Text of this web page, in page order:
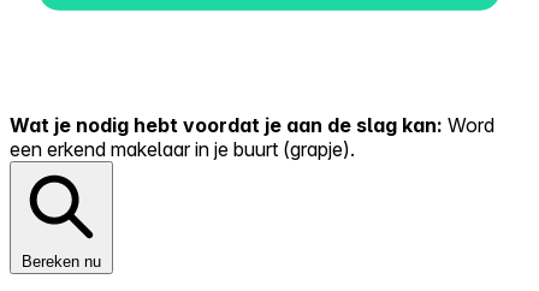
Wat je nodig hebt voordat je aan de slag kan: Word
een erkend makelaar in je buurt (grapje).
Bereken nu